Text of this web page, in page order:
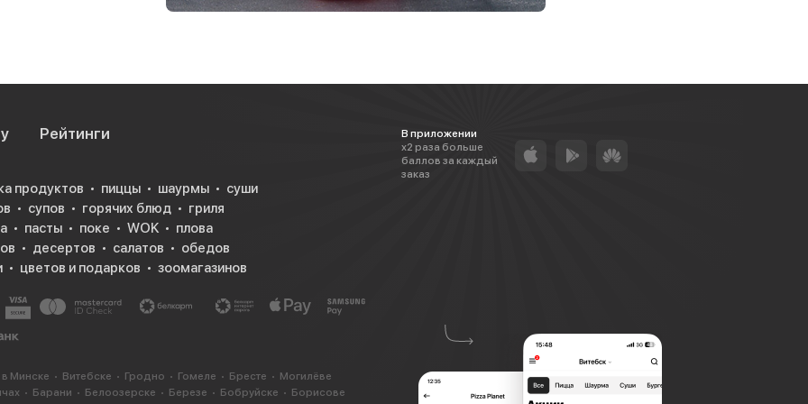
Рейтинги
В приложении
х2 раза больше
баллов за каждый
заказ
продуктов пиццы шаурмы
суши
супов горячих блюд
гриля
пасты поке WOK
плова
десертов салатов
обедов
цветов и подарков зоомагазинов
Минске Витебске Гродно Гомеле Бресте
Могилёве
Барани Белоозерске Березе Бобруйске
Борисове